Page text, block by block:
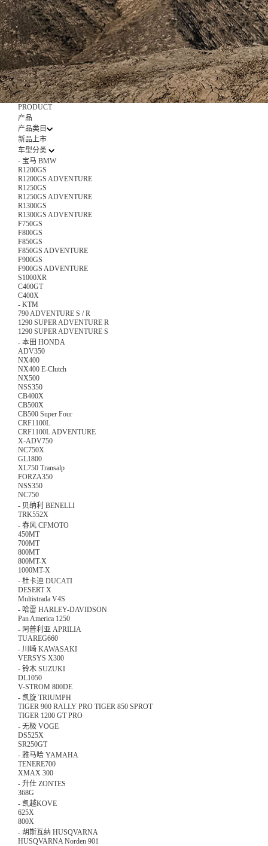
PRODUCT
产品
产品类目
新品上市
车型分类
- 宝马 BMW
R1200GS
R1200GS ADVENTURE
R1250GS
R1250GS ADVENTURE
R1300GS
R1300GS ADVENTURE
F750GS
F800GS
F850GS
F850GS ADVENTURE
F900GS
F900GS ADVENTURE
S1000XR
C400GT
C400X
- KTM
790 ADVENTURE S / R
1290 SUPER ADVENTURE R
1290 SUPER ADVENTURE S
- 本田 HONDA
ADV350
NX400
NX400 E-Clutch
NX500
NSS350
CB400X
CB500X
CB500 Super Four
CRF1100L
CRF1100L ADVENTURE
X-ADV750
NC750X
GL1800
XL750 Transalp
FORZA350
NSS350
NC750
- 贝纳利 BENELLI
TRK552X
- 春风 CFMOTO
450MT
700MT
800MT
800MT-X
1000MT-X
- 杜卡迪 DUCATI
DESERT X
Multistrada V4S
- 哈雷 HARLEY-DAVIDSON
Pan America 1250
- 阿普利亚 APRILIA
TUAREG660
- 川崎 KAWASAKI
VERSYS X300
- 铃木 SUZUKI
DL1050
V-STROM 800DE
- 凯旋 TRIUMPH
TIGER 900 RALLY PRO TIGER 850 SPROT
TIGER 1200 GT PRO
- 无极 VOGE
DS525X
SR250GT
- 雅马哈 YAMAHA
TENERE700
XMAX 300
- 升仕 ZONTES
368G
- 凯越KOVE
625X
800X
- 胡斯瓦纳 HUSQVARNA
HUSQVARNA Norden 901